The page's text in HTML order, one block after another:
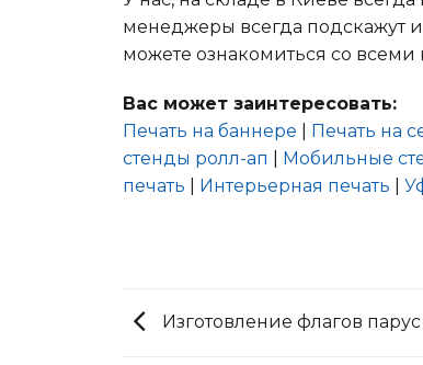
менеджеры всегда подскажут
можете ознакомиться со
Вас может заинтересовать:
Печать на баннере
Печать на
стенды ролл-ап
Мобильные
печать
Интерьерная печать
Изготовление флагов